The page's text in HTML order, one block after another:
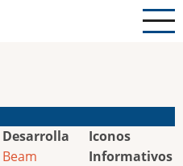
Desarrolla
Beam
Iconos
Informativos